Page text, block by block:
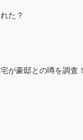
た？
が豪邸との噂を調査！